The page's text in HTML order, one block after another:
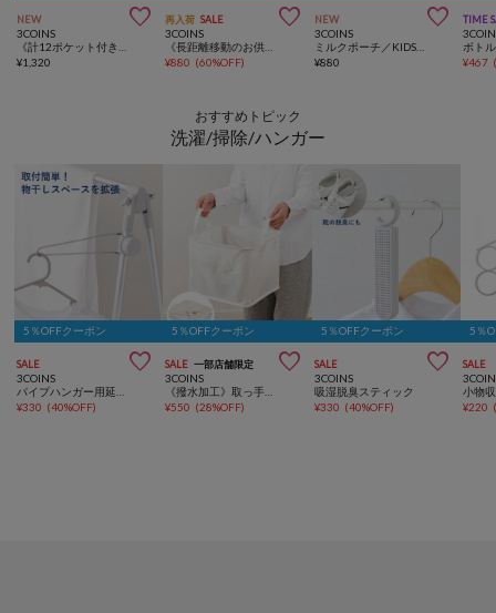
NEW 
3COINS
¥1,320
再入荷 SALE 
3COINS
¥880 (60%OFF)
NEW 
3COINS
ミルクポーチ／KIDSトラベル
¥880
TIME
ボト
¥467
おすすめトピック
洗濯/掃除/ハンガー
5％OFFクーポン
SALE 
3COINS
¥330 (40%OFF)
5％OFFクーポン
SALE 一部店舗限定 
3COINS
¥550 (28%OFF)
5％OFFクーポン
SALE 
3COINS
吸湿脱臭スティック
¥330 (40%OFF)
5％
SALE
¥220